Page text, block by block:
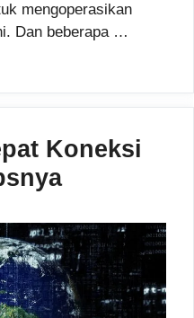
mengoperasikan
Dan beberapa …
Koneksi